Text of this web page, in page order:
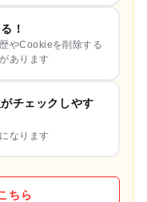
！
やCookieを削除する
あります
チェックしやす
なります
ちら